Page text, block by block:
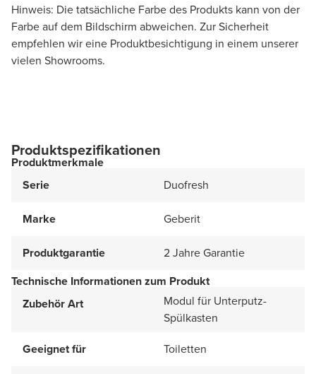
Hinweis: Die tatsächliche Farbe des Produkts kann von der
Farbe auf dem Bildschirm abweichen. Zur Sicherheit
empfehlen wir eine Produktbesichtigung in einem unserer
vielen Showrooms.
Produktspezifikationen
Produktmerkmale
Serie
Duofresh
Marke Geberit
Produktgarantie
2 Jahre Garantie
Technische Informationen zum Produkt
Zubehör Art
Modul für Unterputz-
Spülkasten
Geeignet für
Toiletten